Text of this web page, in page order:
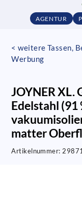
AGENTUR
< weitere Tassen,
Werbung
JOYNER XL.
Edelstahl
matter
Artikelnummer: